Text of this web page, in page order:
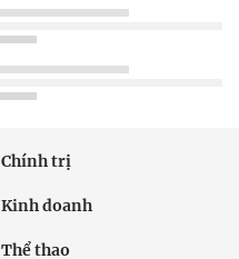
Chính trị
Kinh doanh
Thể thao